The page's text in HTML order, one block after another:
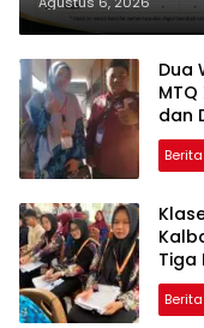
Peringkat
Dua
dan
Berita
Tiga
Berita